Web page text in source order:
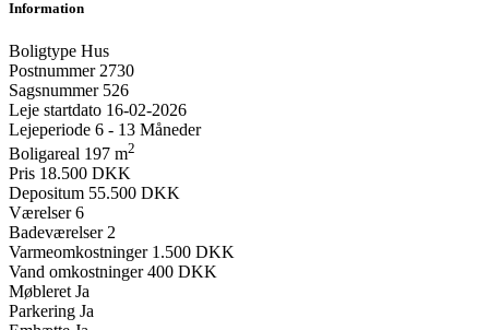
Information
Boligtype Hus
Postnummer 2730
Sagsnummer 526
Leje startdato 16-02-2026
Lejeperiode 6 - 13 Måneder
Boligareal 197 m2
Pris 18.500 DKK
Depositum 55.500 DKK
Værelser 6
Badeværelser 2
Varmeomkostninger 1.500 DKK
Vand omkostninger 400 DKK
Møbleret Ja
Parkering Ja